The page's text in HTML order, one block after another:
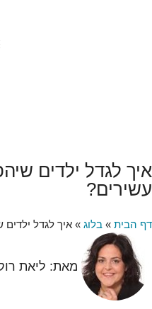
איך לגדל ילדים
עשירים?
דף הבית » בלוג » איך לגדל ילדים
מאת: ליאת